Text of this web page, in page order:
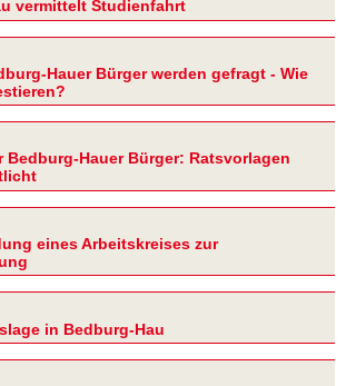
vermittelt Studienfahrt
Hauer Bürger werden gefragt - Wie
Bedburg-Hauer Bürger: Ratsvorlagen
eines Arbeitskreises zur
in Bedburg-Hau